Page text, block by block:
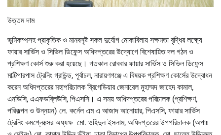
উত্তম দাম
ভূমিকম্পসহ প্রাকৃতিক ও মানবসৃষ্ট সকল দুর্যোগ মোকাবিলায় সক্ষমতা বৃদ্ধির লক্ষ্যে
ফায়ার সার্ভিস ও সিভিল ডিফেন্স অধিদপ্তরের উদ্যোগে বিশেষায়িত দল গঠন ও
প্রশিক্ষণ কোর্স শুরু করা হয়েছে। গতকাল রোববার ফায়ার সার্ভিস ও সিভিল ডিফেন্স
মাল্টিপারপাস ট্রেনিং গ্রাউন্ড, পূর্বাচল, নারায়ণগঞ্জে এ বিষয়ক প্রশিক্ষণ কোর্সের উদ্বোধন
করেন অধিদপ্তরের মহাপরিচালক ব্রিগেডিয়ার জেনারেল মুহাম্মদ জাহেদ কামাল,
এনডিসি, এএফডব্লিউসি, পিএসসি। এ সময় অধিদপ্তরের পরিচালক (প্রশিক্ষণ,
পরিকল্পন ও উন্নয়ন) লে. কর্নেল এম এ আজাদ আনোয়ার, পিএসসি, ফায়ার সার্ভিস
ট্রেনিং কমপ্লেক্সের অধ্যক্ষ মো. ওহিদুল ইসলাম, অধিদপ্তরের উপপরিচালক (অপাঃ